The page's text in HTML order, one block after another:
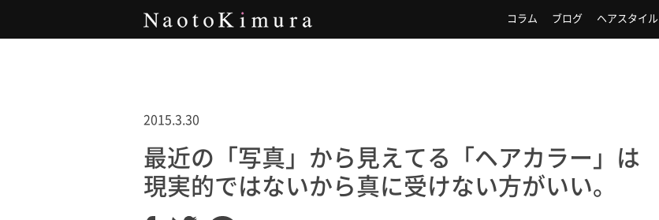
コラム ブログ ヘアスタイル
2015.3.30
最近の「写真」から見えてる「ヘアカラー」は
現実的ではないから真に受けない方がいい。